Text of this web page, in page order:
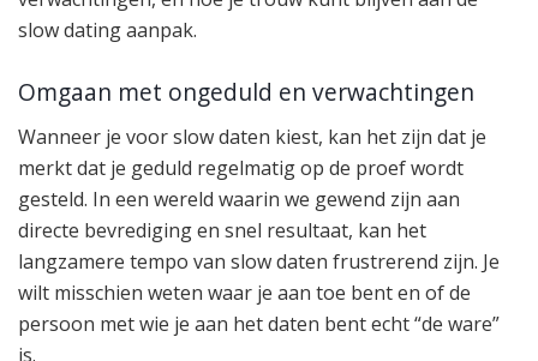
slow dating aanpak.
Omgaan met ongeduld en verwachtingen
Wanneer je voor slow daten kiest, kan het zijn dat je
merkt dat je geduld regelmatig op de proef wordt
gesteld. In een wereld waarin we gewend zijn aan
directe bevrediging en snel resultaat, kan het
langzamere tempo van slow daten frustrerend zijn. Je
wilt misschien weten waar je aan toe bent en of de
persoon met wie je aan het daten bent echt “de ware”
is.